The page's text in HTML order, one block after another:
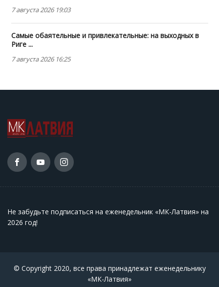
7 августа 2026 19:03
Самые обаятельные и привлекательные: на выходных в
Риге ...
7 августа 2026 16:25
Не забудьте подписаться на еженедельник «МК-Латвия» на
2026 год!
© Copyright 2020, все права принадлежат еженедельнику
«МК-Латвия»